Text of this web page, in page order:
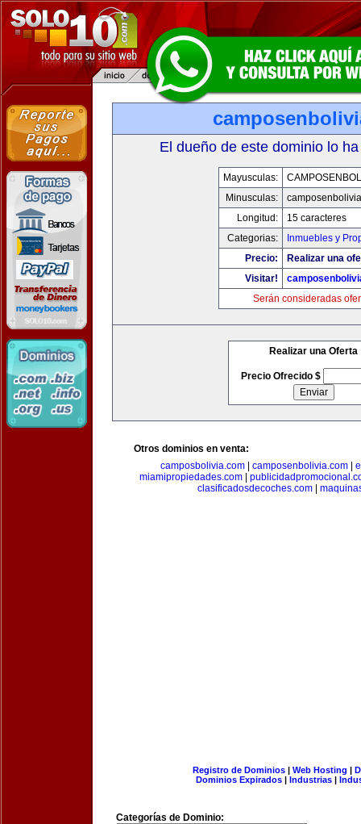
El dueño de este dominio lo
Mayusculas:
Minusculas:
Longitud:
15 caracteres
Categorias:
Inmuebles y
Precio:
Realizar una
Visitar!
Serán consideradas
Realizar una Oferta
Precio Ofrecido $
Otros dominios en venta:
camposbolivia.com| camposenbolivia.com|
miamipropiedades.com
clasificadosdecoches.com
Registro de Dominios| Web Hosting |
Dominios Expirados | Industrias |
Categorías de Dominio: